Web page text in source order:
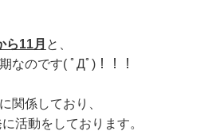
ら11月 と、
なのです( ﾟДﾟ)！！！
関係しており、
活動をしております。